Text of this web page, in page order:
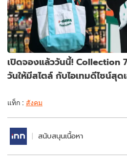
เปิดจองแล้ววันนี้! Collection
วันให้มีสไตล์ กับไอเทมดีไซน์สุ
แท็ก : สังคม
สนับสนุนเนื้อหา